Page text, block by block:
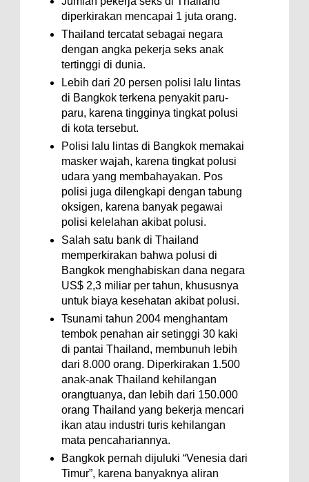
diperkirakan mencapai 1 juta orang.
Thailand tercatat sebagai negara
dengan angka pekerja seks anak
tertinggi di dunia.
Lebih dari 20 persen polisi lalu lintas
di Bangkok terkena penyakit paru-
paru, karena tingginya tingkat polusi
di kota tersebut.
Polisi lalu lintas di Bangkok memakai
masker wajah, karena tingkat polusi
udara yang membahayakan. Pos
polisi juga dilengkapi dengan tabung
oksigen, karena banyak pegawai
polisi kelelahan akibat polusi.
Salah satu bank di Thailand
memperkirakan bahwa polusi di
Bangkok menghabiskan dana negara
US$ 2,3 miliar per tahun, khususnya
untuk biaya kesehatan akibat polusi.
Tsunami tahun 2004 menghantam
tembok penahan air setinggi 30 kaki
di pantai Thailand, membunuh lebih
dari 8.000 orang. Diperkirakan 1.500
anak-anak Thailand kehilangan
orangtuanya, dan lebih dari 150.000
orang Thailand yang bekerja mencari
ikan atau industri turis kehilangan
mata pencahariannya.
Bangkok pernah dijuluki “Venesia dari
Timur”, karena banyaknya aliran